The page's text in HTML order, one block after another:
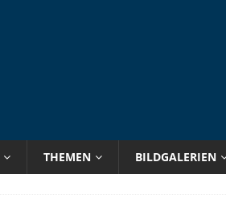
THEMEN BILDGALERIEN